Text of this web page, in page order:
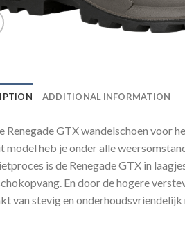
ADDITIONAL INFORMATION
Renegade GTX wandelschoen voor
model heb je onder alle
is de Renegade GTX in
En door de hogere
van stevig en